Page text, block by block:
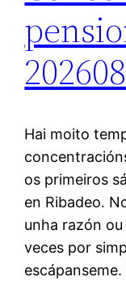
Hai moito
os primeiros
en Ribadeo.
unha razón
veces por